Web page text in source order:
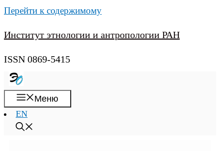
Перейти к содержимому
Институт этнологии и антропологии РАН
ISSN 0869-5415
Меню
EN